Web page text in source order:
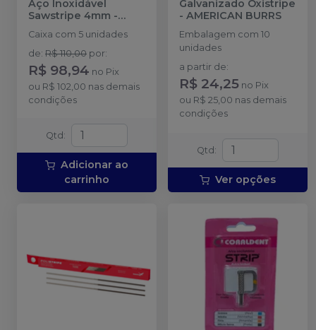
Aço Inoxidável
Sawstripe 4mm -
AMERICAN BURRS
Caixa com 5 unidades
de: R$ 110,00 por:
R$ 98,94 no Pix
ou R$ 102,00 nas demais
condições
Qtd :
Adicionar ao
carrinho
Galvanizado Oxistripe
- AMERICAN BURRS
Embalagem com 10
unidades
a partir de:
R$ 24,25 no Pix
ou R$ 25,00 nas demais
condições
Qtd :
Ver opções